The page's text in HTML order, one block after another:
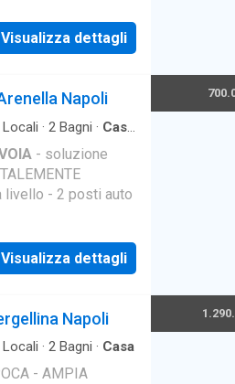
Visualizza dettagli
Napoli
Locali · 2 Bagni · Casa
- soluzione
livello - 2 posti auto
Visualizza dettagli
Napoli
Locali · 2 Bagni · Casa
- AMPIA